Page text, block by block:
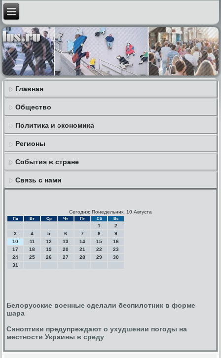
Главная
Общество
Политика и экономика
Регионы
События в стране
Связь с нами
Сегодня: Понедельник, 10 Августа
Пн Вт Ср Чт Пт Сб Вс
1
2
3
4 5 6 7 8
9
10
11 12 13 14 15
16
17
18 19 20 21 22
23
24
25 26 27 28 29
30
31
Белорусские военные сделали беспилотник в форме
шара
Синоптики предупреждают о ухудшении погоды на
местности Украины в среду